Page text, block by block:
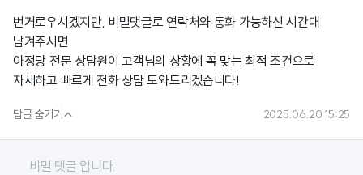
번거로우시겠지만, 비밀댓글로 연락처와 통화 가능하신 시간대
남겨주시면
아정당 전문 상담원이 고객님의 상황에 꼭 맞는 최적 조건으로
자세하고 빠르게 전화 상담 도와드리겠습니다!
답글 숨기기 2025.06.20 15:25
비밀 댓글 입니다.